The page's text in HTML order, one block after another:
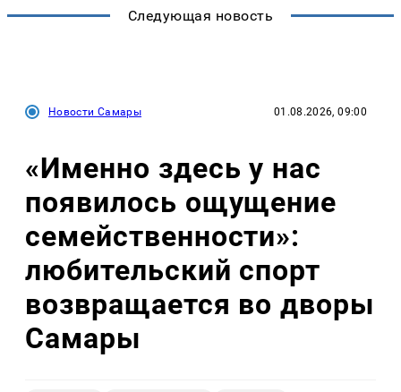
Следующая новость
Новости Самары 01.08.2026, 09:00
«Именно здесь у нас
появилось ощущение
семейственности»:
любительский спорт
возвращается во дворы
Самары